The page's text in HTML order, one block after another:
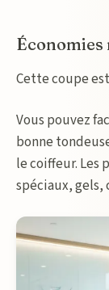
Économies
Cette coupe
Vous pouvez
bonne
le coiffeur. Les
spéciaux,